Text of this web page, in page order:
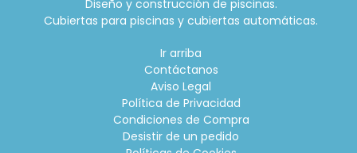
Diseño y construcción de piscinas.
Cubiertas para piscinas y cubiertas automáticas.
Ir arriba
Contáctanos
Aviso Legal
Política de Privacidad
Condiciones de Compra
Desistir de un pedido